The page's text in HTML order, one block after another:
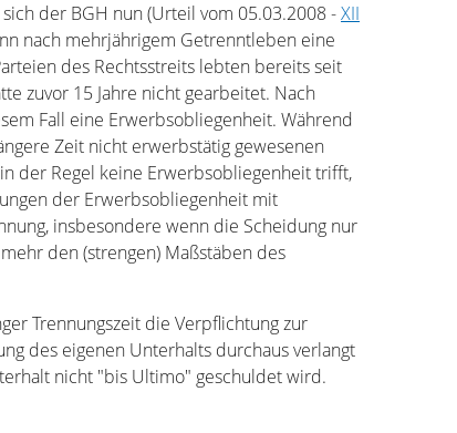
der BGH nun (Urteil vom 05.03.2008 -XII
nach mehrjährigem Getrenntleben eine
des Rechtsstreits lebten bereits seit
zuvor 15 Jahre nicht gearbeitet. Nach
Fall eine Erwerbsobliegenheit. Während
Zeit nicht erwerbstätig gewesenen
der Regel keine Erwerbsobliegenheit trifft,
der Erwerbsobliegenheit mit
insbesondere wenn die Scheidung nur
den (strengen) Maßstäben des
Trennungszeit die Verpflichtung zur
des eigenen Unterhalts durchaus verlangt
nicht "bis Ultimo" geschuldet wird.